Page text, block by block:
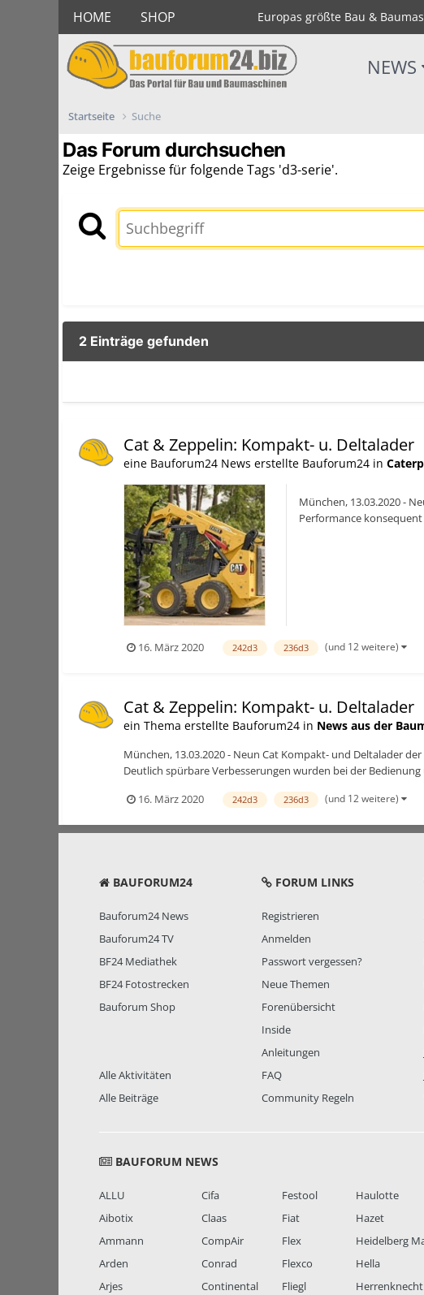
HOME SHOP Europas größte Bau &
NEWS
Startseite Suche
Das Forum durchsuchen
Zeige Ergebnisse für folgende Tags 'd3-serie'.
2 Einträge gefunden
Cat & Zeppelin: Kompakt- u. Deltalader
eine Bauforum24 News erstellte Bauforum24 in
München, 13.03.2020 -
Performance
16. März 2020 242d3 236d3 (und 12 weitere)
Cat & Zeppelin: Kompakt- u. Deltalader
ein Thema erstellte Bauforum24 in News aus der
München, 13.03.2020 - Neun Cat Kompakt- und Deltalader
Deutlich spürbare Verbesserungen wurden bei der
16. März 2020
242d3 236d3 (und 12 weitere)
BAUFORUM24
Bauforum24 News
Bauforum24 TV
BF24 Mediathek
BF24 Fotostrecken
Bauforum Shop
Alle Aktivitäten
Alle Beiträge
FORUM LINKS
Registrieren
Anmelden
Passwort vergessen?
Neue Themen
Forenübersicht
Inside
Anleitungen
FAQ
Community Regeln
BAUFORUM NEWS
ALLU
Aibotix
Ammann
Arden
Arjes
Cifa
Claas
CompAir
Conrad
Continental
Festool
Fiat
Flex
Flexco
Fliegl
Haulotte
Hazet
Heidelberg
Hella
Herrenknecht